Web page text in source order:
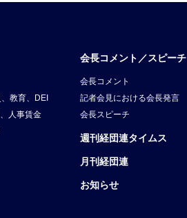
教育、DEI
人事賃金
会長コメント／スピーチ
会長コメント
記者会見における会長発言
会長スピーチ
週刊経団連タイムス
月刊経団連
お知らせ